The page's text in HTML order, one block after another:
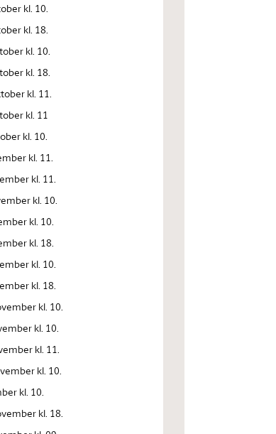
kl. 10.
kl. 18.
kl. 10.
kl. 18.
kl. 11.
kl. 11
kl. 10.
kl. 11.
kl. 11.
kl. 10.
kl. 10.
kl. 18.
kl. 10.
kl. 18.
kl. 10.
kl. 10.
kl. 11.
kl. 10.
kl. 10.
kl. 18.